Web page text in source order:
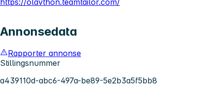
Annonsedata
Rapporter annonse
Stillingsnummer
a439110d-abc6-497a-be89-5e2b3a5f5bb8